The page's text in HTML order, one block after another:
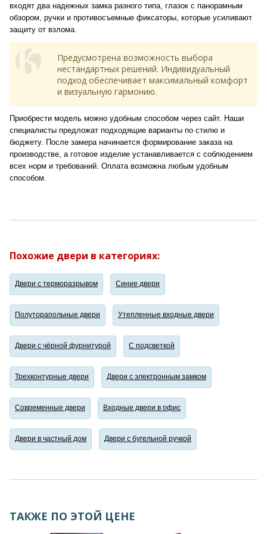
входят два надежных замка разного типа, глазок с панорамным
обзором, ручки и противосъемные фиксаторы, которые усиливают
защиту от взлома.
Предусмотрена возможность выбора
нестандартных решений. Индивидуальный
подход обеспечивает максимальный комфорт
и визуальную гармонию.
Приобрести модель можно удобным способом через сайт. Наши
специалисты предложат подходящие варианты по стилю и
бюджету. После замера начинается формирование заказа на
производстве, а готовое изделие устанавливается с соблюдением
всех норм и требований. Оплата возможна любым удобным
способом.
Похожие двери в категориях:
Двери с терморазрывом Синие двери
Полуторапольные двери Утепленные входные двери
Двери с чёрной фурнитурой С подсветкой
Трехконтурные двери Двери с электронным замком
Современные двери Входные двери в офис
Двери в частный дом Двери с бугельной ручкой
ТАКЖЕ ПО ЭТОЙ ЦЕНЕ